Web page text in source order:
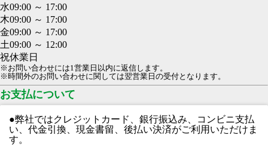
水09:00 ～ 17:00
木09:00 ～ 17:00
金09:00 ～ 17:00
土09:00 ～ 12:00
祝休業日
※お問い合わせには1営業日以内に返信します。
※時間外のお問い合わせに関しては翌営業日の受付となります。
お支払について
●弊社ではクレジットカード、銀行振込み、コンビニ支払
い、代金引換、現金書留、後払い決済がご利用いただけま
す。